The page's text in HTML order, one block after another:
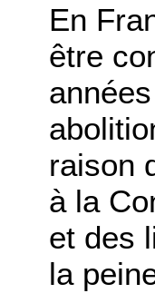
En
être
raison
à la
et des
la